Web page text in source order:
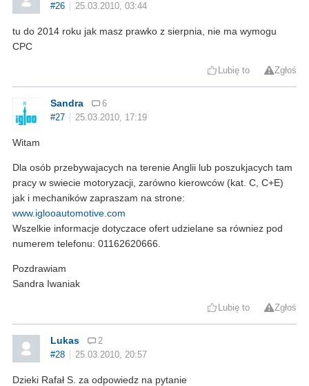
#26 25.03.2010, 03:44
tu do 2014 roku jak masz prawko z sierpnia, nie ma wymogu
CPC
Lubię to Zgłoś
Sandra
6
#27
25.03.2010, 17:19
Witam
Dla osób przebywajacych na terenie Anglii lub poszukjacych tam
pracy w swiecie motoryzacji, zarówno kierowców (kat. C, C+E)
jak i mechaników zapraszam na strone:
www.iglooautomotive.com
Wszelkie informacje dotyczace ofert udzielane sa równiez pod
numerem telefonu: 01162620666.
Pozdrawiam
Sandra Iwaniak
Lubię to Zgłoś
Lukas
2
#28
25.03.2010, 20:57
Dzieki Rafał S. za odpowiedz na pytanie